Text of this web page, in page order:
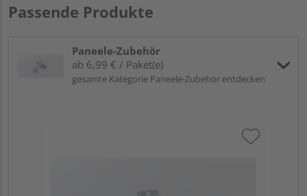
Passende Produkte
Paneele-Zubehör
ab 6,99 € / Paket(e)
gesamte Kategorie Paneele-Zubehör entdecken